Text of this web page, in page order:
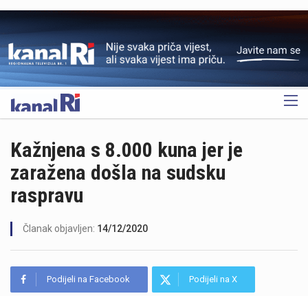
OGLAS
Kažnjena s 8.000 kuna jer je
zaražena došla na sudsku
raspravu
Članak objavljen: 14/12/2020
Podijeli na Facebook Podijeli na X